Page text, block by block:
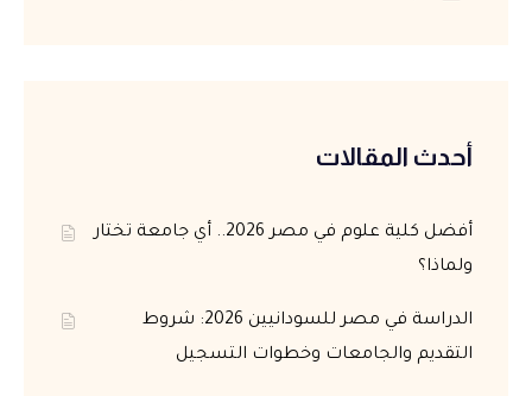
أحدث المقالات
أفضل كلية علوم في مصر 2026.. أي جامعة تختار
ولماذا؟
الدراسة في مصر للسودانيين 2026: شروط
التقديم والجامعات وخطوات التسجيل